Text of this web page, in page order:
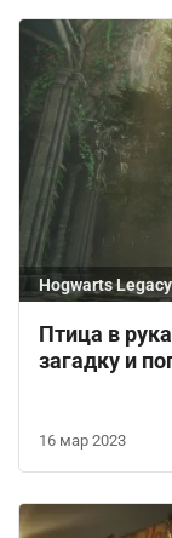
Hogwarts Legacy
Птица в
загадку и
16 мар 2023